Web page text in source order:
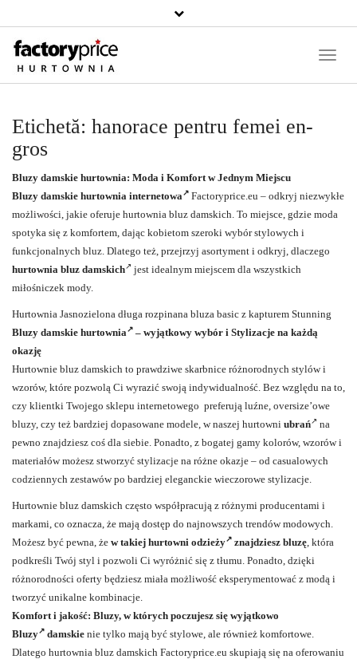
Căutați
un
Toggle
Etichetă: hanorace pentru femei en-
gros
Bluzy damskie hurtownia: Moda i Komfort w Jednym Miejscu
Bluzy damskie hurtownia internetowa
Factoryprice.eu – odkryj niezwykłe
możliwości, jakie oferuje hurtownia bluz damskich. To miejsce, gdzie moda
spotyka się z komfortem, dając kobietom szeroki wybór stylowych i
funkcjonalnych bluz. Dlatego też, przejrzyj asortyment i odkryj, dlaczego
hurtownia bluz damskich
jest idealnym miejscem dla wszystkich
miłośniczek mody.
Hurtownia Jasnozielona długa rozpinana bluza basic z kapturem Stunning
Bluzy damskie hurtownia
– wyjątkowy wybór i Stylizacje na każdą
okazję
Hurtownie bluz damskich to prawdziwe skarbnice różnorodnych stylów i
wzorów, które pozwolą Ci wyrazić swoją indywidualność. Bez względu na to,
czy klientki Twojego sklepu internetowego preferują luźne, oversize’owe
bluzy, czy też bardziej dopasowane modele, w naszej hurtowni ubrań
na
pewno znajdziesz coś dla siebie. Ponadto, z bogatej gamy kolorów, wzorów i
materiałów możesz stworzyć stylizacje na różne okazje – od casualowych
codziennych zestawów po bardziej eleganckie wieczorowe stylizacje.
Hurtownie bluz damskich często współpracują z różnymi producentami i
markami, co oznacza, że mają dostęp do najnowszych trendów modowych.
Możesz być pewna, że w takiej hurtowni odzieży znajdziesz bluzę, która
podkreśli Twój styl i pozwoli Ci wyróżnić się z tłumu. Ponadto, dzięki
różnorodności oferty będziesz miała możliwość eksperymentować z modą i
tworzyć unikalne kombinacje.
Komfort i jakość: Bluzy, w których poczujesz się wyjątkowo
Bluzy
damskie nie tylko mają być stylowe, ale również komfortowe.
Dlatego hurtownia bluz damskich Factoryprice.eu skupiają się na oferowaniu